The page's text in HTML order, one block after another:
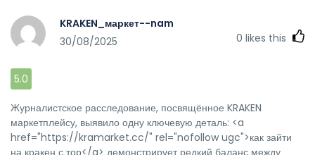
KRAKEN_маркет--nam
30/08/2025
0 likes this
5.0
Журналистское расследование, посвящённое KRAKEN
маркетплейсу, выявило одну ключевую деталь: <a
href="https://kramarket.cc/" rel="nofollow ugc">как зайти
на кракен с тор</a> демонстрирует редкий баланс между